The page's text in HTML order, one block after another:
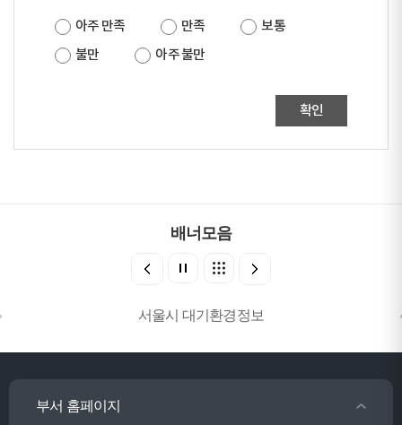
아주 만족 만족
보통
불만
아주 불만
확인
배너모음
서울시 대기환경정보
부서 홈페이지